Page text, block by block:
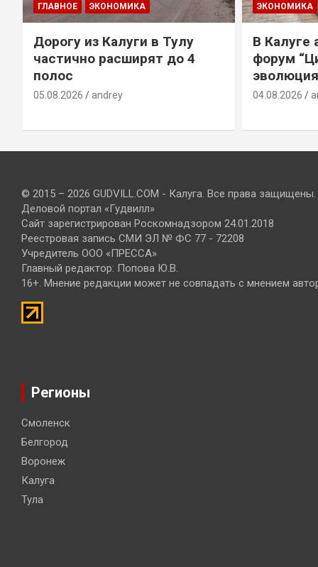
ГЛАВНОЕ ЭКОНОМИКА
Дорогу из Калуги в Тулу
частично расширят до 4
полос
05.08.2026 andrey
ЭКОНОМИКА
В Калуге
форум
04.08.2026
© 2015 – 2026 GUDVILL.COM - Калуга. Все права защищены.
Деловой портал «Гудвилл»
Сайт зарегистрирован Роскомнадзором 24.01.2018
Реестровая запись СМИ ЭЛ № ФС 77 - 72208
Учредитель ООО «ПРЕССА»
Главный редактор: Попова Ю.В.
16+. Мнение редакции может не совпадать с мнением
Регионы
Смоленск
Белгород
Воронеж
Калуга
Тула